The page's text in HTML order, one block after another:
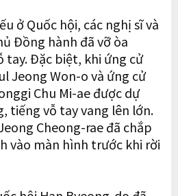
ở Quốc hội, các nghị sĩ và
Đồng hành đã vỡ òa
tay. Đặc biệt, khi ứng cử
Jeong Won-o và ứng cử
Chu Mi-ae được dự
tiếng vỗ tay vang lên lớn.
Cheong-rae đã chắp
vào màn hình trước khi rời